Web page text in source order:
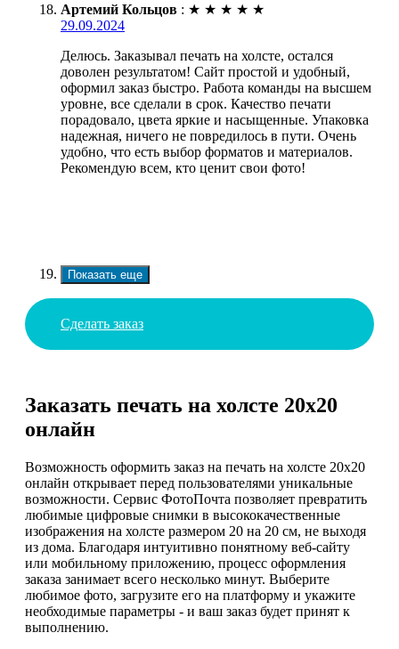
Артемий Кольцов : ★ ★ ★ ★ ★
29.09.2024
Делюсь. Заказывал печать на холсте, остался
доволен результатом! Сайт простой и удобный,
оформил заказ быстро. Работа команды на высшем
уровне, все сделали в срок. Качество печати
порадовало, цвета яркие и насыщенные. Упаковка
надежная, ничего не повредилось в пути. Очень
удобно, что есть выбор форматов и материалов.
Рекомендую всем, кто ценит свои фото!
Показать еще
Сделать заказ
Заказать печать на холсте 20х20
онлайн
Возможность оформить заказ на печать на холсте 20х20
онлайн открывает перед пользователями уникальные
возможности. Сервис ФотоПочта позволяет превратить
любимые цифровые снимки в высококачественные
изображения на холсте размером 20 на 20 см, не выходя
из дома. Благодаря интуитивно понятному веб-сайту
или мобильному приложению, процесс оформления
заказа занимает всего несколько минут. Выберите
любимое фото, загрузите его на платформу и укажите
необходимые параметры - и ваш заказ будет принят к
выполнению.